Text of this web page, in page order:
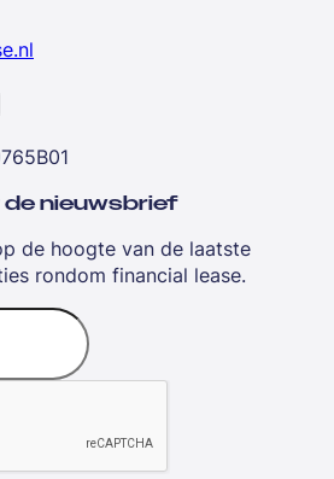
nieuwsbrief
de hoogte van de laatste
rondom financial lease.